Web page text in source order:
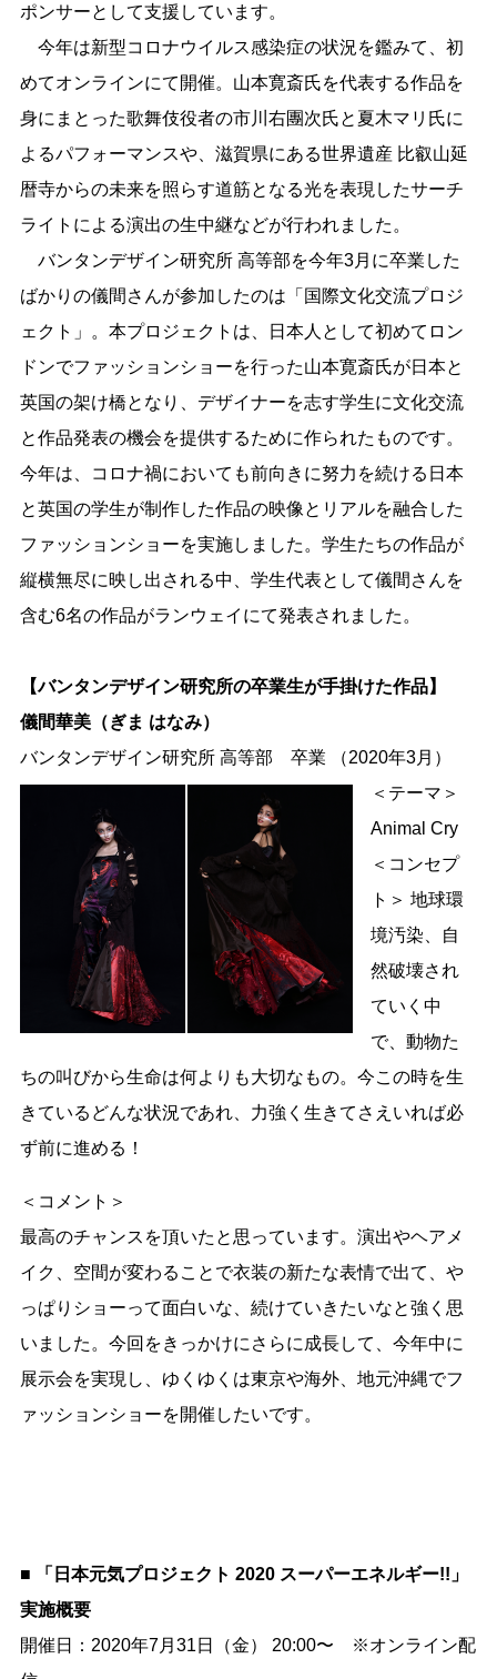
ポンサーとして支援しています。
今年は新型コロナウイルス感染症の状況を鑑みて、初
めてオンラインにて開催。山本寛斎氏を代表する作品を
身にまとった歌舞伎役者の市川右團次氏と夏木マリ氏に
よるパフォーマンスや、滋賀県にある世界遺産 比叡山延
暦寺からの未来を照らす道筋となる光を表現したサーチ
ライトによる演出の生中継などが行われました。
バンタンデザイン研究所 高等部を今年3月に卒業した
ばかりの儀間さんが参加したのは「国際文化交流プロジ
ェクト」。本プロジェクトは、日本人として初めてロン
ドンでファッションショーを行った山本寛斎氏が日本と
英国の架け橋となり、デザイナーを志す学生に文化交流
と作品発表の機会を提供するために作られたものです。
今年は、コロナ禍においても前向きに努力を続ける日本
と英国の学生が制作した作品の映像とリアルを融合した
ファッションショーを実施しました。学生たちの作品が
縦横無尽に映し出される中、学生代表として儀間さんを
含む6名の作品がランウェイにて発表されました。
【バンタンデザイン研究所の卒業生が手掛けた作品】
儀間華美（ぎま はなみ）
バンタンデザイン研究所 高等部 卒業 （2020年3月）
＜テーマ＞
Animal Cry
＜コンセプ
ト＞ 地球環
境汚染、自
然破壊され
ていく中
で、動物た
ちの叫びから生命は何よりも大切なもの。今この時を生
きているどんな状況であれ、力強く生きてさえいれば必
ず前に進める！
＜コメント＞
最高のチャンスを頂いたと思っています。演出やヘアメ
イク、空間が変わることで衣装の新たな表情で出て、や
っぱりショーって面白いな、続けていきたいなと強く思
いました。今回をきっかけにさらに成長して、今年中に
展示会を実現し、ゆくゆくは東京や海外、地元沖縄でフ
ァッションショーを開催したいです。
■ 「日本元気プロジェクト 2020 スーパーエネルギー!!」
実施概要
開催日：2020年7月31日（金） 20:00〜 ※オンライン配